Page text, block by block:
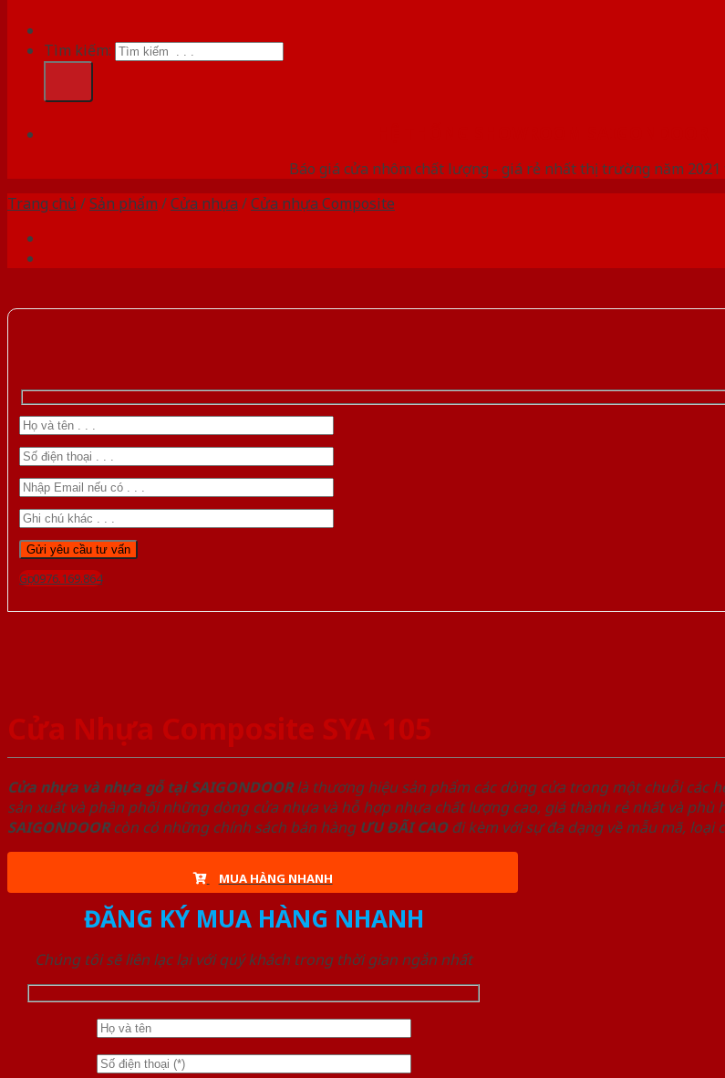
Tìm kiếm:
Báo giá cửa nhôm chất lượng - giá rẻ nhất thị trường năm 2021
Trang chủ /Sản phẩm /Cửa nhựa /Cửa nhựa Composite
Gọi 0976.169.864
Cửa Nhựa Composite SYA 105
Cửa nhựa và nhựa gỗ tại SAIGONDOORlà thương hiệu sản phẩm các dòng cửa trong một chuỗi các
sản xuất và phân phối những dòng cửa nhựa và hỗ hợp nhựa chất lượng cao, giá thành rẻ nhất và phù
SAIGONDOORcòn có những chính sách bán hàng ƯU ĐÃI CAOđi kèm với sự đa dạng về mẫu mã, loại
MUA HÀNG NHANH
ĐĂNG KÝ MUA HÀNG NHANH
Chúng tôi sẽ liên lạc lại với quý khách trong thời gian ngắn nhất